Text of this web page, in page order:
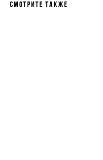
Смотрите также